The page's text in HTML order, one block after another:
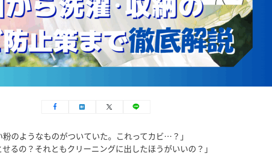
粉のようなものがついていた。これってカビ…？」
せるの？それともクリーニングに出したほうがいいの？」